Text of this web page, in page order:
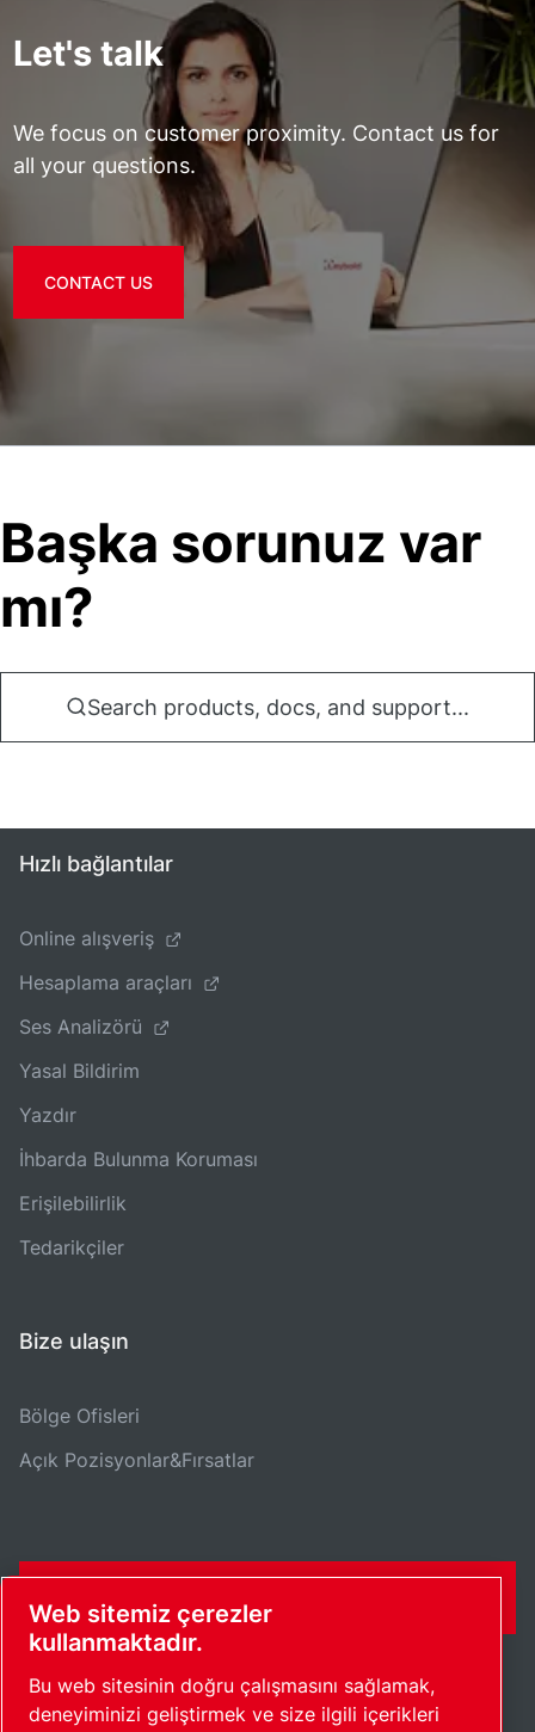
Let's talk
We focus on customer proximity. Contact us for
all your questions.
CONTACT US
Başka sorunuz var
mı?
Search products, docs, and support...
Hızlı bağlantılar
Online alışveriş
Hesaplama araçları
Ses Analizörü
Yasal Bildirim
Yazdır
İhbarda Bulunma Koruması
Erişilebilirlik
Tedarikçiler
Bize ulaşın
Bölge Ofisleri
Açık Pozisyonlar&Fırsatlar
Web sitemiz çerezler
kullanmaktadır.
Bu web sitesinin doğru çalışmasını sağlamak,
deneyiminizi geliştirmek ve size ilgili içerikleri